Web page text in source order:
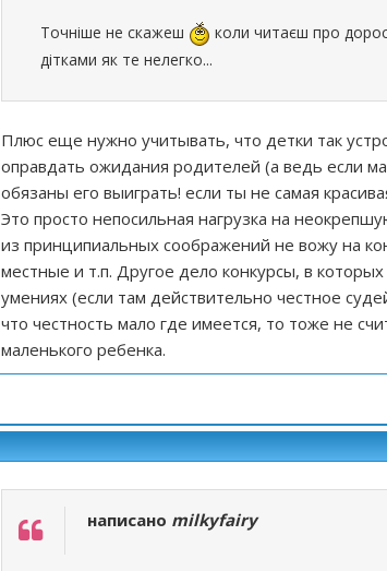
Точніше не скажеш
коли читаєш про
дітками як те нелегко...
Плюс еще нужно учитывать, что детки так
оправдать ожидания родителей (а ведь если
обязаны его выиграть! если ты не самая
Это просто непосильная нагрузка на
из принципиальных соображений не вожу на
местные и т.п. Другое дело конкурсы, в
умениях (если там действительно честное
что честность мало где имеется, то тоже не
маленького ребенка.
написано milkyfairy